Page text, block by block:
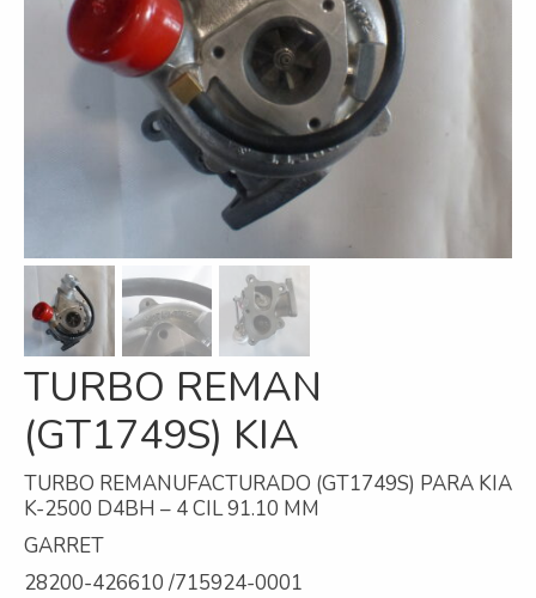
Refrigeración
Servicios
A campo
Comercial y Servicios
Desarmadero
Generación
Inyección
Mecanizado
Motores
Reman
Turbos
Contacto
TURBO REMAN
(GT1749S) KIA
TURBO REMANUFACTURADO (GT1749S) PARA KIA
K-2500 D4BH – 4 CIL 91.10 MM
GARRET
28200-426610 /715924-0001